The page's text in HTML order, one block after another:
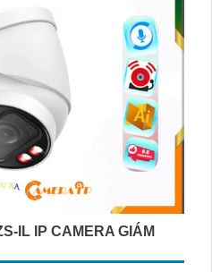
IL IP CAMERA GIÁM